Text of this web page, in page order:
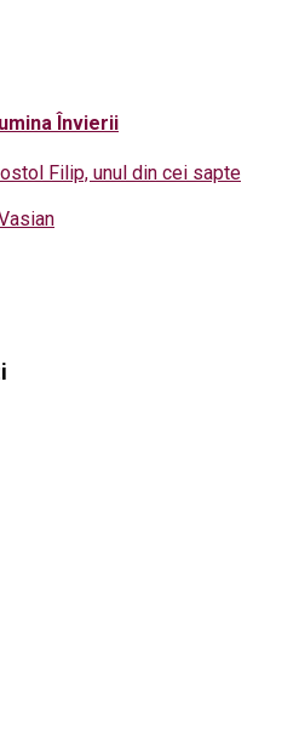
Învierii
Filip, unul din cei sapte